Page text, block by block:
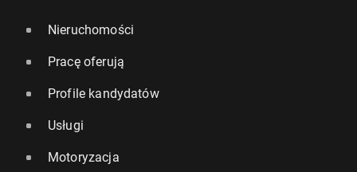
Nieruchomości
Pracę oferują
Profile kandydatów
Usługi
Motoryzacja